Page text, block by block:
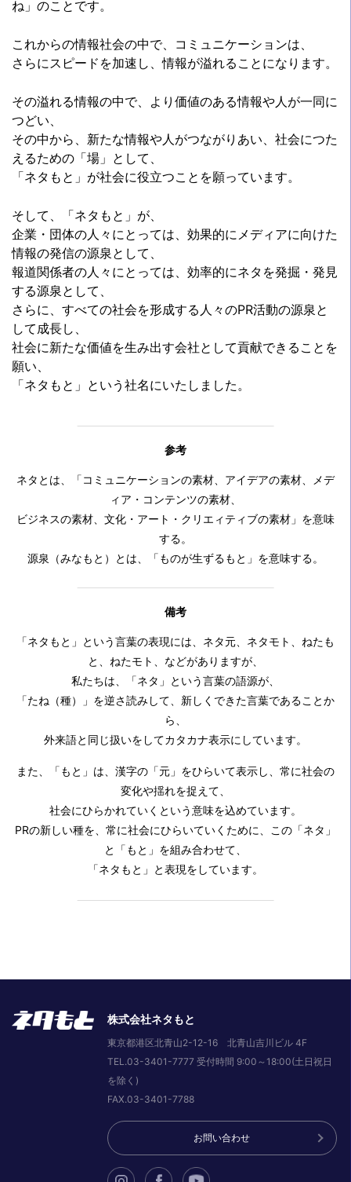
ね」のことです。
これからの情報社会の中で、コミュニケーションは、
さらにスピードを加速し、情報が溢れることになります。
その溢れる情報の中で、より価値のある情報や人が一同に
つどい、
その中から、新たな情報や人がつながりあい、社会につた
えるための「場」として、
「ネタもと」が社会に役立つことを願っています。
そして、「ネタもと」が、
企業・団体の人々にとっては、効果的にメディアに向けた
情報の発信の源泉として、
報道関係者の人々にとっては、効率的にネタを発掘・発見
する源泉として、
さらに、すべての社会を形成する人々のPR活動の源泉と
して成長し、
社会に新たな価値を生み出す会社として貢献できることを
願い、
「ネタもと」という社名にいたしました。
参考
ネタとは、「コミュニケーションの素材、アイデアの素材、メデ
ィア・コンテンツの素材、
ビジネスの素材、文化・アート・クリエィティブの素材」を意味
する。
源泉（みなもと）とは、「ものが生ずるもと」を意味する。
備考
「ネタもと」という言葉の表現には、ネタ元、ネタモト、ねたも
と、ねたモト、などがありますが、
私たちは、「ネタ」という言葉の語源が、
「たね（種）」を逆さ読みして、新しくできた言葉であることか
ら、
外来語と同じ扱いをしてカタカナ表示にしています。
また、「もと」は、漢字の「元」をひらいて表示し、常に社会の
変化や揺れを捉えて、
社会にひらかれていくという意味を込めています。
PRの新しい種を、常に社会にひらいていくために、この「ネタ」
と「もと」を組み合わせて、
「ネタもと」と表現をしています。
株式会社ネタもと
東京都港区北青山2-12-16 北青山吉川ビル 4F
TEL.03-3401-7777 受付時間 9:00～18:00(土日祝日
を除く)
FAX.03-3401-7788
お問い合わせ